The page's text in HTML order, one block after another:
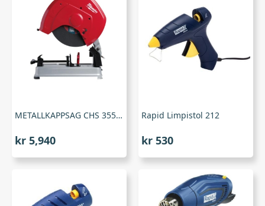
METALLKAPPSAG CHS 355 , Milwaukee
kr 5,940
Rapid Limpistol 212
kr 530